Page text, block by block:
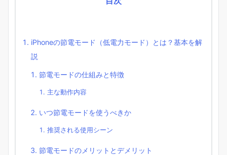
iPhoneの節電モード（低電力モード）とは？基本を解
説
節電モードの仕組みと特徴
主な動作内容
いつ節電モードを使うべきか
推奨される使用シーン
節電モードのメリットとデメリット